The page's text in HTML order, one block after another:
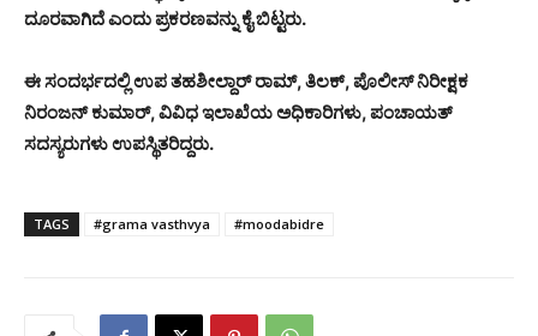
ದೂರವಾಗಿದೆಎಂದುಪ್ರಕರಣವನ್ನುಕೈಬಿಟ್ಟರು.
ಈಸಂದರ್ಭದಲ್ಲಿಉಪತಹಶೀಲ್ದಾರ್ರಾಮ್,ತಿಲಕ್,ಪೊಲೀಸ್ನಿರೀಕ್ಷಕ
ನಿರಂಜನ್ಕುಮಾರ್,ವಿವಿಧಇಲಾಖೆಯಅಧಿಕಾರಿಗಳು,ಪಂಚಾಯತ್
ಸದಸ್ಯರುಗಳುಉಪಸ್ಥಿತರಿದ್ದರು.
TAGS #grama vasthvya #moodabidre